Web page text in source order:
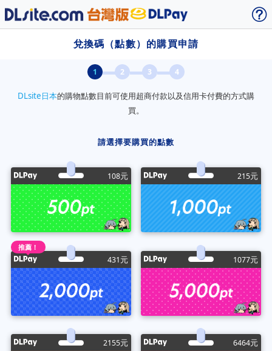
兌換碼（點數）的購買申請
DLsite日本的購物點數目前可使用超商付款以及信用卡付費的方式購
買。
請選擇要購買的點數
108元 215元
推薦！
431元 1077元
2155元 6464元